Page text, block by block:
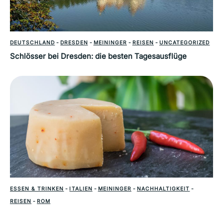
DEUTSCHLAND - DRESDEN - MEININGER - REISEN - UNCATEGORIZED
Schlösser bei Dresden: die besten Tagesausflüge
ESSEN & TRINKEN - ITALIEN - MEININGER - NACHHALTIGKEIT -
REISEN - ROM